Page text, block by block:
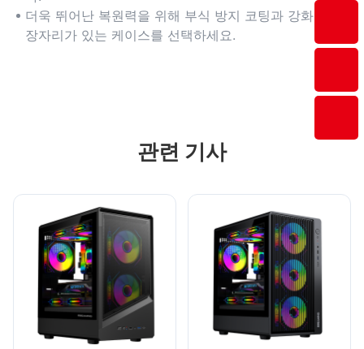
더욱 뛰어난 복원력을 위해 부식 방지 코팅과 강화된 가
장자리가 있는 케이스를 선택하세요.
관련 기사